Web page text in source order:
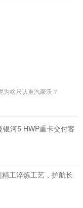
啥只认重汽豪沃？
河5 HWP重卡交付客
工淬炼工艺，护航长